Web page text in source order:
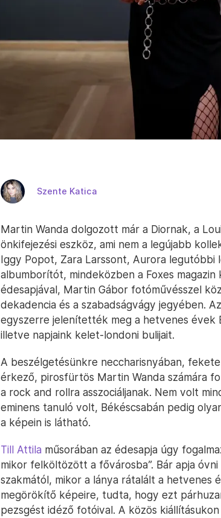
Szente Katica
Martin Wanda dolgozott már a Diornak, a
önkifejezési eszköz, ami nem a legújabb
Iggy Popot, Zara Larssont, Aurora legutóbbi
albumborítót, mindeközben a Foxes
édesapjával, Martin Gábor fotóművésszel
dekadencia és a szabadságvágy jegyében.
egyszerre jelenítették meg a hetvenes évek
illetve napjaink kelet-londoni bulijait.
A beszélgetésünkre neccharisnyában,
érkező, pirosfürtös Martin Wanda számára
a rock and rollra asszociáljanak. Nem volt
eminens tanuló volt, Békéscsabán pedig
a képein is látható.
Till Attila műsorában az édesapja úgy
mikor felköltözött a fővárosba”. Bár apja
szakmától, mikor a lánya rátalált a hetvenes
megörökítő képeire, tudta, hogy ezt
pezsgést idéző fotóival. A közös